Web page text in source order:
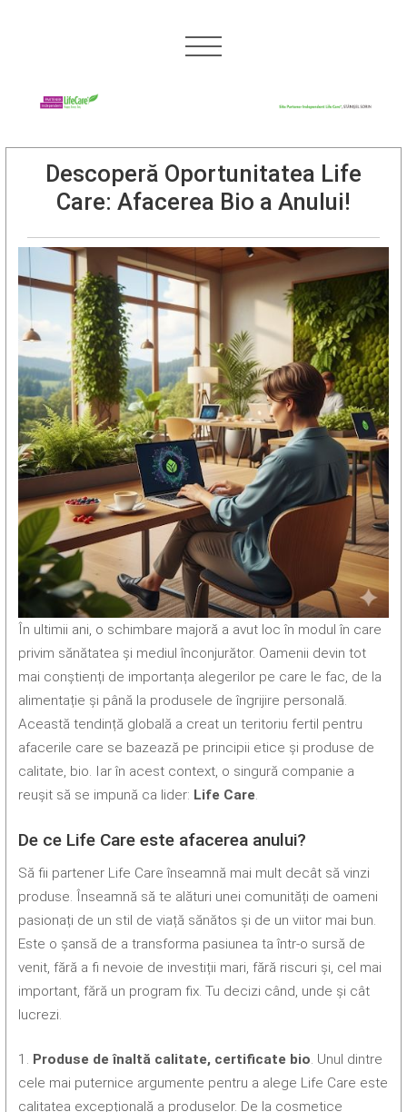
Descoperă Oportunitatea Life
Care: Afacerea Bio a Anului!
În ultimii ani, o schimbare majoră a avut loc în modul în care
privim sănătatea și mediul înconjurător. Oamenii devin tot
mai conștienți de importanța alegerilor pe care le fac, de la
alimentație și până la produsele de îngrijire personală.
Această tendință globală a creat un teritoriu fertil pentru
afacerile care se bazează pe principii etice și produse de
calitate, bio. Iar în acest context, o singură companie a
reușit să se impună ca lider: Life Care
De ce Life Care este afacerea anului?
Să fii partener Life Care înseamnă mai mult decât să vinzi
produse. Înseamnă să te alături unei comunități de oameni
pasionați de un stil de viață sănătos și de un viitor mai bun.
Este o șansă de a transforma pasiunea ta într-o sursă de
venit, fără a fi nevoie de investiții mari, fără riscuri și, cel mai
important, fără un program fix. Tu decizi când, unde și cât
lucrezi.
1. Produse de înaltă calitate, certificate bio. Unul dintre
cele mai puternice argumente pentru a alege Life Care este
calitatea excepțională a produselor. De la cosmetice